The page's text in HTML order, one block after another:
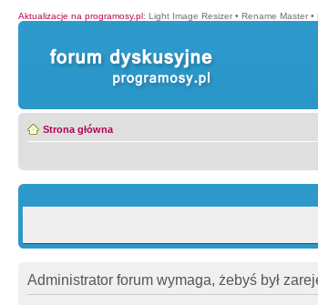
Aktualizacje na programosy.pl: Light Image Resizer • Rename Master •
Strona główna
Administrator forum wymaga, żebyś był